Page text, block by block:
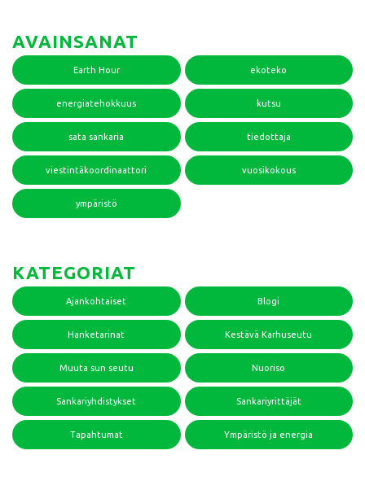
AVAINSANAT
Earth Hour ekoteko
energiatehokkuus kutsu
sata sankaria tiedottaja
viestintäkoordinaattori vuosikokous
ympäristö
KATEGORIAT
Ajankohtaiset Blogi
Hanketarinat Kestävä Karhuseutu
Muuta sun seutu Nuoriso
Sankariyhdistykset Sankariyrittäjät
Tapahtumat Ympäristö ja energia